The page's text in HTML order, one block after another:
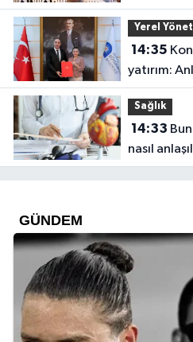
Yerel
14:35
yatırım:
Sağlık
14:33
nasıl